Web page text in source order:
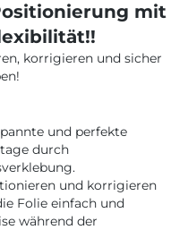
mit
korrigieren und sicher
und perfekte
durch
und korrigieren
Folie einfach und
während der